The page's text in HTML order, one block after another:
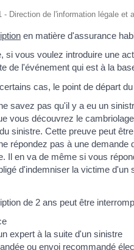
- Direction de l'information légale et
en matière d'assurance
si vous voulez introduire une
de l'événement qui est à la
cas, le point de départ
savez pas qu'il y a eu un
vous découvrez le
sinistre. Cette preuve peut
répondez pas à une
Il en va de même si vous
d'indemniser la victime
de 2 ans peut être
expert à la suite d'un sinistre
ou envoi recommandé